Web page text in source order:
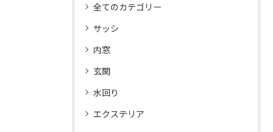
全てのカテゴリー
サッシ
内窓
玄関
水回り
エクステリア